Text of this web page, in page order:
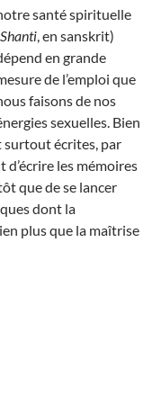
santé spirituelle
Shanti , en sanskrit)
en grande
de l’emploi que
faisons de nos
sexuelles. Bien
surtout écrites, par
les mémoires
que de se lancer
dont la
plus que la maîtrise